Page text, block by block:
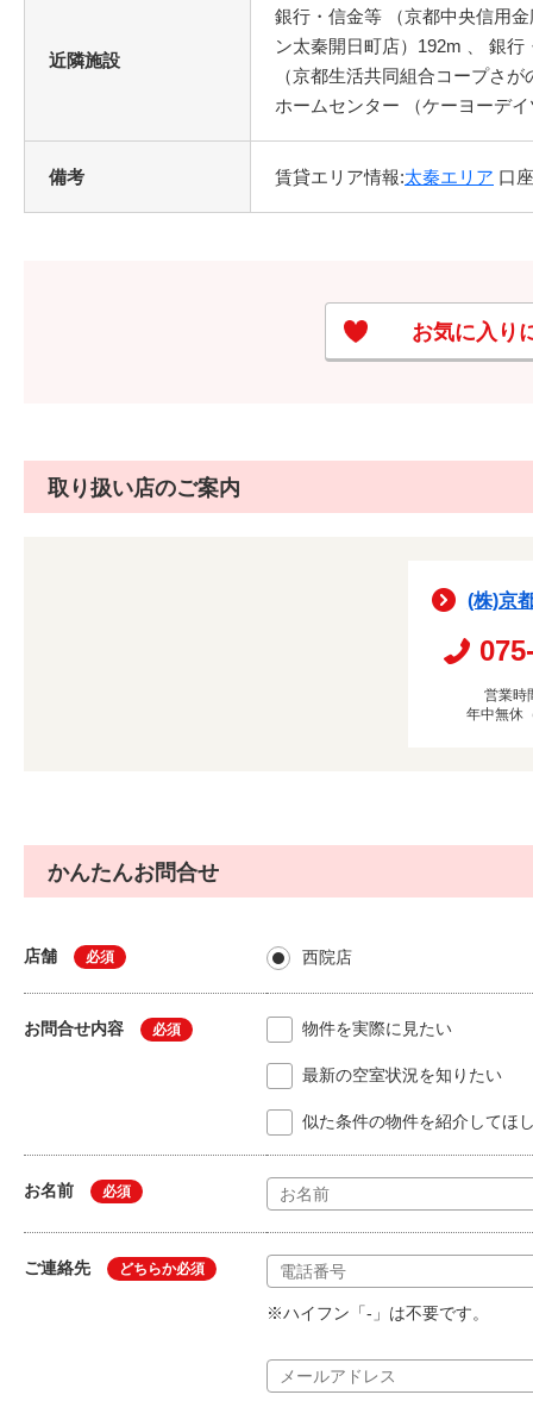
近隣施設
銀行・信金等 （京都中央信用
ン太秦開日町店）192m 、 銀
（京都生活共同組合コープさ
ホームセンター （ケーヨーデ
備考 賃貸エリア情報:太秦エリア 口
お気に入り
取り扱い店のご案内
(株)京
営業時
年中無休
かんたんお問合せ
店舗 必須 西院店
お問合せ内容 必須 物件を実際に見たい
最新の空室状況を知りたい
似た条件の物件を紹介してほ
お名前 必須
ご連絡先 どちらか必須
※ハイフン「-」は不要です。